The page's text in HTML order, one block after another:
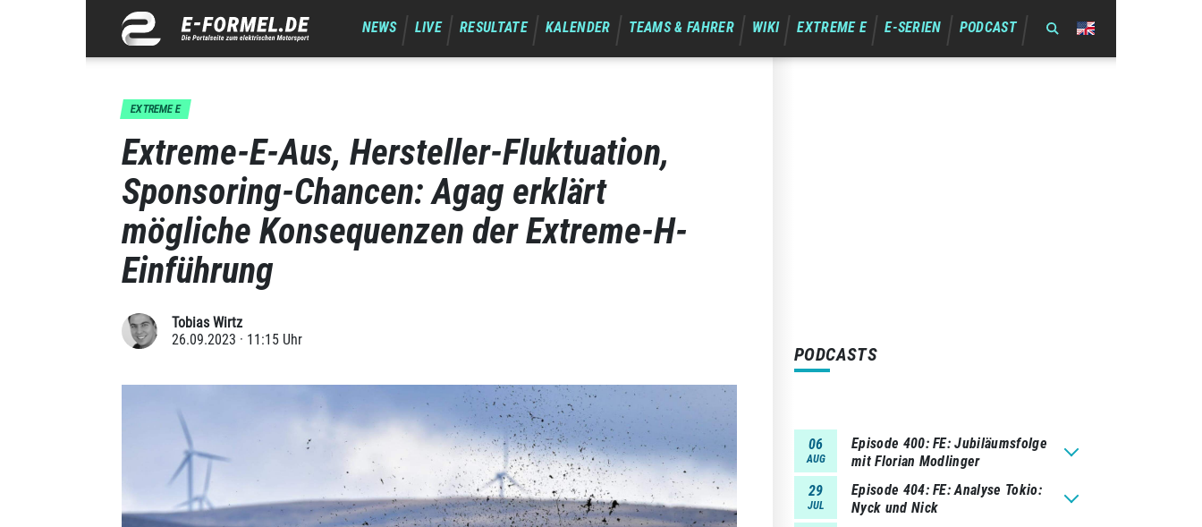
NEWS LIVE RESULTATE KALENDER TEAMS & FAHRER WIKI EXTREME E E-SERIEN PODCAST
EXTREME E
Extreme-E-Aus, Hersteller-Fluktuation,
Sponsoring-Chancen: Agag erklärt
mögliche Konsequenzen der Extreme-H-
Einführung
Tobias Wirtz
26.09.2023 · 11:15 Uhr
PODCASTS
06
AUG
Episode 400 FE: Jubiläumsfolge
mit Florian Modlinger
29
JUL
Episode 404 FE: Analyse Tokio:
Nyck und Nick